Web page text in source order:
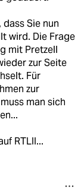
dass Sie nun
wird. Die Frage
mit Pretzell
zur Seite
Für
zur
man sich
RTLII...